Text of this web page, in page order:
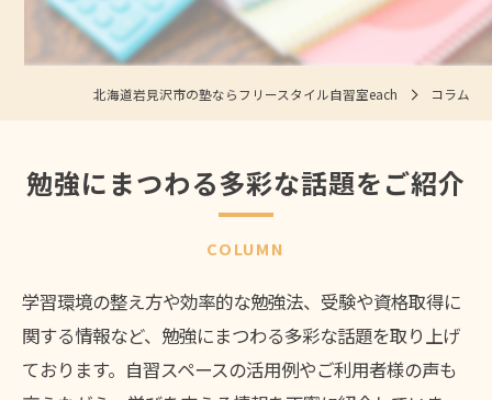
北海道岩見沢市の塾ならフリースタイル自習室each コラム
勉強にまつわる多彩な話題をご紹介
COLUMN
学習環境の整え方や効率的な勉強法、受験や資格取得に
関する情報など、勉強にまつわる多彩な話題を取り上げ
ております。自習スペースの活用例やご利用者様の声も